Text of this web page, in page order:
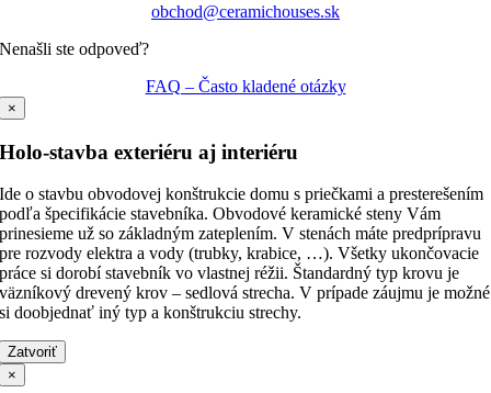
obchod@ceramichouses.sk
Nenašli ste odpoveď?
FAQ – Často kladené otázky
×
Holo-stavba exteriéru aj interiéru
Ide o stavbu obvodovej konštrukcie domu s priečkami a presterešením
podľa špecifikácie stavebníka. Obvodové keramické steny Vám
prinesieme už so základným zateplením. V stenách máte predprípravu
pre rozvody elektra a vody (trubky, krabice, …). Všetky ukončovacie
práce si dorobí stavebník vo vlastnej réžii. Štandardný typ krovu je
väzníkový drevený krov – sedlová strecha. V prípade záujmu je možné
si doobjednať iný typ a konštrukciu strechy.
Zatvoriť
×